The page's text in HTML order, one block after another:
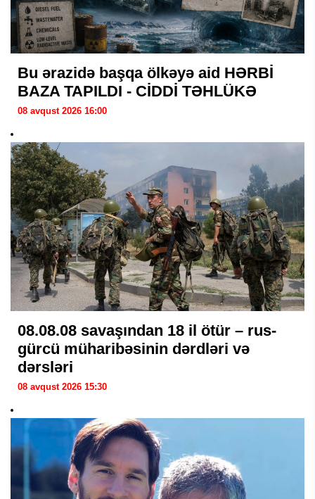
Bu ərazidə başqa ölkəyə aid HƏRBİ
BAZA TAPILDI - CİDDİ TƏHLÜKƏ
08 avqust 2026 16:00
08.08.08 savaşından 18 il ötür – rus-
gürcü müharibəsinin dərdləri və
dərsləri
08 avqust 2026 15:30